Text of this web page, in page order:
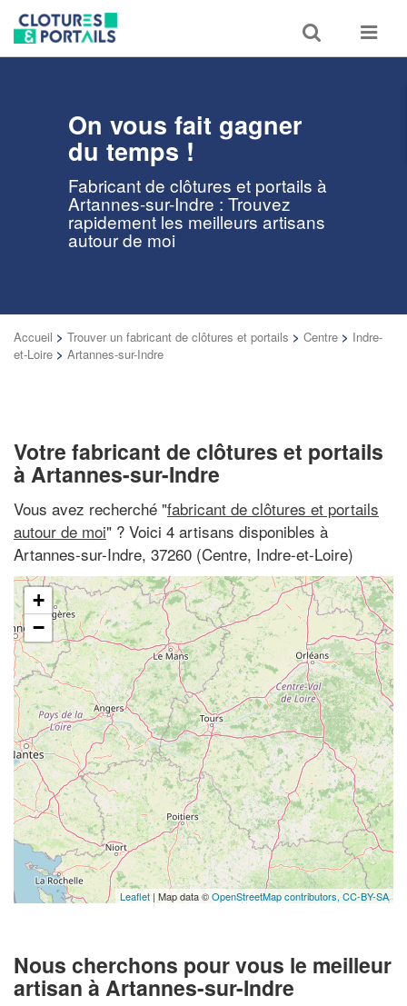
Toggle
search
Toggle
On vous fait gagner
du temps !
Fabricant de clôtures et portails à
Artannes-sur-Indre : Trouvez
rapidement les meilleurs artisans
autour de moi
Accueil > Trouver un fabricant de clôtures et portails > Centre > Indre-
et-Loire > Artannes-sur-Indre
Votre fabricant de clôtures et portails
à Artannes-sur-Indre
Vous avez recherché "fabricant de clôtures et portails
autour de moi" ? Voici 4 artisans disponibles à
Artannes-sur-Indre, 37260 (Centre, Indre-et-Loire)
+
−
Leaflet | Map data ©OpenStreetMap contributors, CC-BY-SA
Nous cherchons pour vous le meilleur
artisan à Artannes-sur-Indre